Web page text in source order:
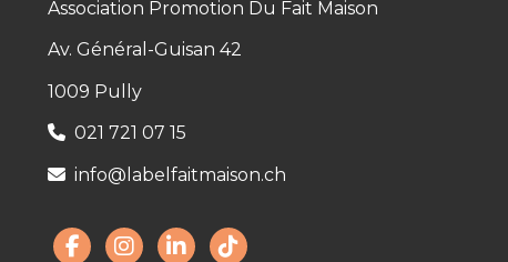
Association Promotion Du Fait Maison
Av. Général-Guisan 42
1009 Pully
021 721 07 15
info@labelfaitmaison.ch